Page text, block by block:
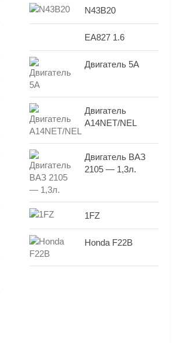
N43B20
EA827 1.6
Двигатель 5A
Двигатель
A14NET/NEL
Двигатель ВАЗ
2105 — 1,3л.
1FZ
Honda F22B